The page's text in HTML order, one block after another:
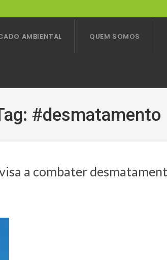
AMBIENTAL QUEM SOMOS
#desmatamento
a combater